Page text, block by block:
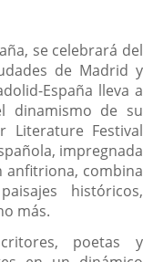
se celebrará del
de Madrid y
España lleva a
dinamismo de su
Literature Festival
impregnada
anfitriona, combina
históricos,
más.
poetas y